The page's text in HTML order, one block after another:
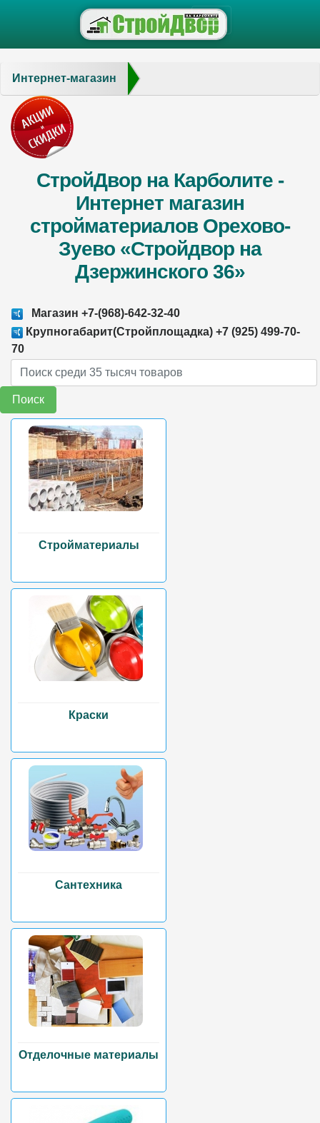
Интернет-магазин
СтройДвор на Карболите -
Интернет магазин
стройматериалов Орехово-
Зуево «Стройдвор на
Дзержинского 36»
Магазин +7-(968)-642-32-40
Крупногабарит(Стройплощадка) +7 (925) 499-70-
70
Поиск
Стройматериалы
Краски
Сантехника
Отделочные материалы